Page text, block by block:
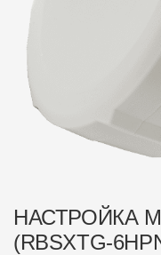
НАСТРОЙКА
(RBSXTG-